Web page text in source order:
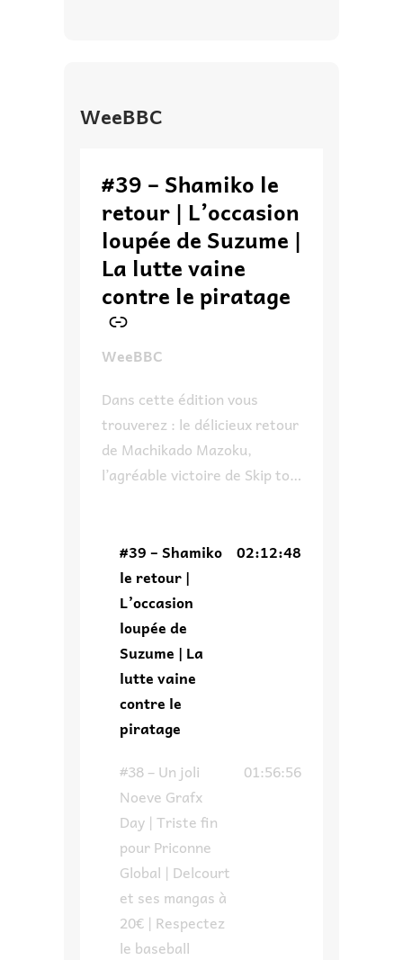
WeeBBC
#39 – Shamiko le
retour | L’occasion
loupée de Suzume |
La lutte vaine
contre le piratage
–
WeeBBC
Dans cette édition vous
trouverez : le délicieux retour
de Machikado Mazoku,
l’agréable victoire de Skip to
recommandera pas un des
invités de Japan Expo,
comment Suzume aurait pu
avoir une autre tournure et
enfin on parle du piratage ce
fléau de l’industrie qui fait
dire un […]
#39 – Shamiko
le retour |
L’occasion
loupée de
Suzume | La
lutte vaine
contre le
piratage
02:12:48
#38 – Un joli
Noeve Grafx
Day | Triste fin
pour Priconne
Global | Delcourt
et ses mangas à
20€ | Respectez
le baseball
01:56:56